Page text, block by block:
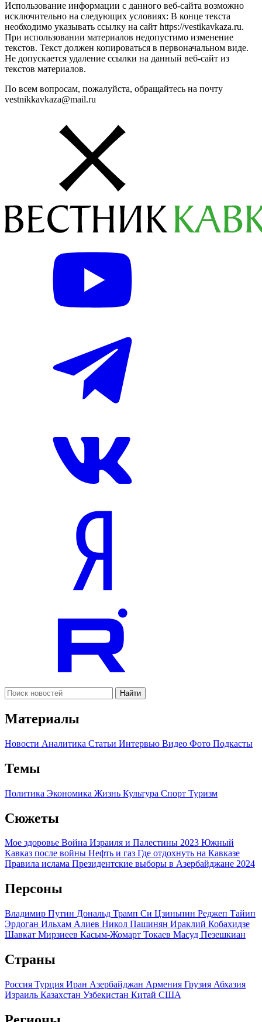
Использование информации с данного веб-сайта возможно
исключительно на следующих условиях: В конце текста
необходимо указывать ссылку на сайт https://vestikavkaza.ru.
При использовании материалов недопустимо изменение
текстов. Текст должен копироваться в первоначальном виде.
Не допускается удаление ссылки на данный веб-сайт из
текстов материалов.
По всем вопросам, пожалуйста, обращайтесь на почту
vestnikkavkaza@mail.ru
Найти
Материалы
Новости Аналитика Статьи Интервью Видео Фото Подкасты
Темы
Политика Экономика Жизнь Культура Спорт Туризм
Сюжеты
Мое здоровье Война Израиля и Палестины 2023 Южный
Кавказ после войны Нефть и газ Где отдохнуть на Кавказе
Правила ислама Президентские выборы в Азербайджане 2024
Персоны
Владимир Путин Дональд Трамп Си Цзиньпин Реджеп Тайип
Эрдоган Ильхам Алиев Никол Пашинян Ираклий Кобахидзе
Шавкат Мирзиеев Касым-Жомарт Токаев Масуд Пезешкиан
Страны
Россия Турция Иран Азербайджан Армения Грузия Абхазия
Израиль Казахстан Узбекистан Китай США